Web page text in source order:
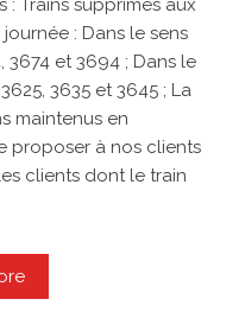
: Trains supprimés aux
: Dans le sens
3674 et 3694 ; Dans le
3635 et 3645 ; La
maintenus en
proposer à nos clients
clients dont le train